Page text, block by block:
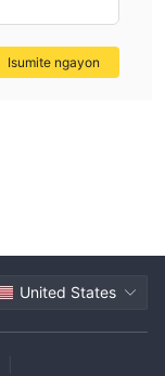
Isumite ngayon
United States